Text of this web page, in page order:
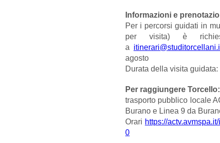
Informazioni e
Per i percorsi guidati in
per visita) è
a
agosto
Durata della visita
Per raggiungere Torcello:
trasporto pubblico locale
Burano e Linea 9 da
Orari https://
0